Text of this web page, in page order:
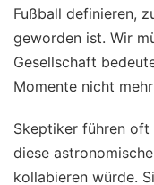
Fußball definieren,
geworden ist. Wir
Gesellschaft
Momente nicht
Skeptiker führen
diese
kollabieren würde.